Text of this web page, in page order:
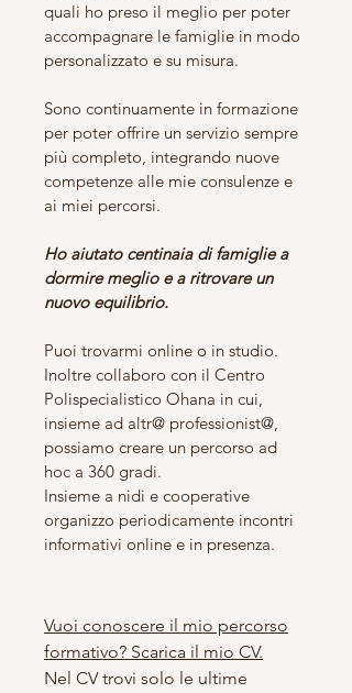
quali ho preso il meglio per poter
accompagnare le famiglie in modo
personalizzato e su misura.
Sono continuamente in formazione
per poter offrire un servizio sempre
più completo, integrando nuove
competenze alle mie consulenze e
ai miei percorsi.
Ho aiutato centinaia di famiglie a
dormire meglio e a ritrovare un
nuovo equilibrio.
Puoi trovarmi online o in studio.
Inoltre collaboro con il Centro
Polispecialistico Ohana in cui,
insieme ad altr@ professionist@,
possiamo creare un percorso ad
hoc a 360 gradi.
Insieme a nidi e cooperative
organizzo periodicamente incontri
informativi online e in presenza.
Vuoi conoscere il mio percorso
formativo? Scarica il mio CV.
Nel CV trovi solo le ultime